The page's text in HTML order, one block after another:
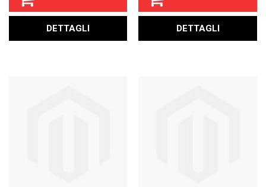
DETTAGLI DETTAGLI